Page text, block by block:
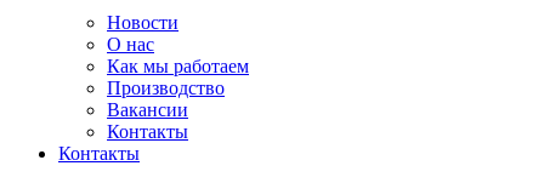
Новости
О нас
Как мы работаем
Производство
Вакансии
Контакты
Контакты